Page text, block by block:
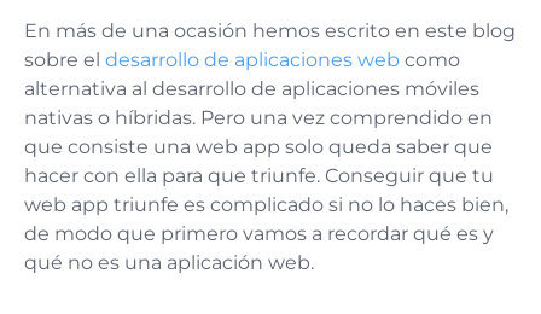
En más de una ocasión hemos escrito en este blog
sobre el desarrollo de aplicaciones web como
alternativa al desarrollo de aplicaciones móviles
nativas o híbridas. Pero una vez comprendido en
que consiste una web app solo queda saber que
hacer con ella para que triunfe. Conseguir que tu
web app triunfe es complicado si no lo haces bien,
de modo que primero vamos a recordar qué es y
qué no es una aplicación web.